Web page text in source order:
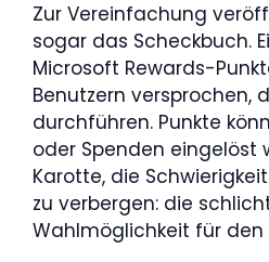
Zur Vereinfachung
sogar das Scheckbuch.
Microsoft Rewards-
Benutzern versprochen,
durchführen. Punkte
oder Spenden eingelöst
Karotte, die
zu verbergen: die
Wahlmöglichkeit für den